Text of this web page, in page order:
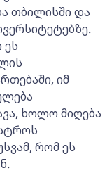
თბილისში და
ეს
იმ
ხოლო მიღება
რომ ეს